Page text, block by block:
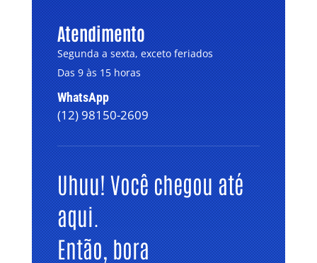
Atendimento
Segunda a sexta, exceto feriados
Das 9 às 15 horas
WhatsApp
(12) 98150-2609
Uhuu! Você chegou até
aqui.
Então, bora